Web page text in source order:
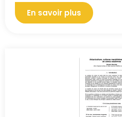
En savoir plus